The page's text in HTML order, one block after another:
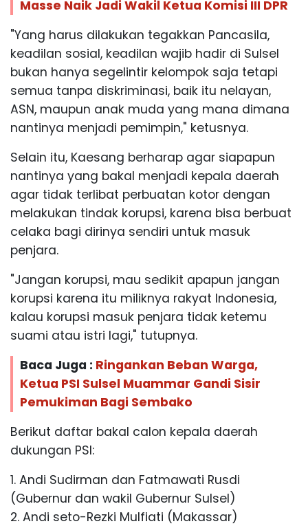
Masse Naik Jadi Wakil Ketua Komisi III DPR
"Yang harus dilakukan tegakkan Pancasila,
keadilan sosial, keadilan wajib hadir di Sulsel
bukan hanya segelintir kelompok saja tetapi
semua tanpa diskriminasi, baik itu nelayan,
ASN, maupun anak muda yang mana dimana
nantinya menjadi pemimpin," ketusnya.
Selain itu, Kaesang berharap agar siapapun
nantinya yang bakal menjadi kepala daerah
agar tidak terlibat perbuatan kotor dengan
melakukan tindak korupsi, karena bisa berbuat
celaka bagi dirinya sendiri untuk masuk
penjara.
"Jangan korupsi, mau sedikit apapun jangan
korupsi karena itu miliknya rakyat Indonesia,
kalau korupsi masuk penjara tidak ketemu
suami atau istri lagi," tutupnya.
Baca Juga : Ringankan Beban Warga,
Ketua PSI Sulsel Muammar Gandi Sisir
Pemukiman Bagi Sembako
Berikut daftar bakal calon kepala daerah
dukungan PSI:
1. Andi Sudirman dan Fatmawati Rusdi
(Gubernur dan wakil Gubernur Sulsel)
2. Andi seto-Rezki Mulfiati (Makassar)